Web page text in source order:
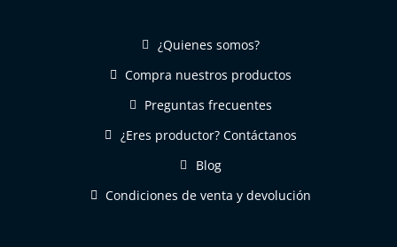
¿Quienes somos?
Compra nuestros productos
Preguntas frecuentes
¿Eres productor? Contáctanos
Blog
Condiciones de venta y devolución